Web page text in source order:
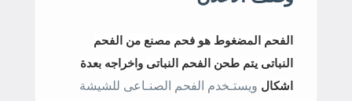
الفحم المضغوط هو فحم مصنع من الفحم
النباتى يتم طحن الفحم النباتى واخراجه بعدة
اشكال ويستـخدم الفحم الصنـاعى للشيشة